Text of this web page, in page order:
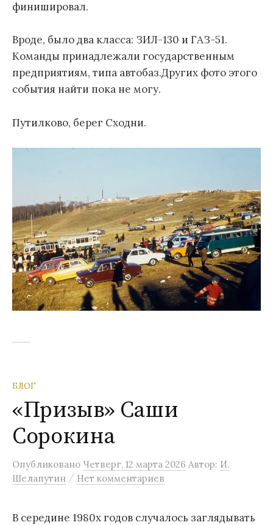
финишировал.
Вроде, было два класса: ЗИЛ-130 и ГАЗ-51.
Команды принадлежали государственным
предприятиям, типа автобаз.Других фото этого
события найти пока не могу.
Путилково, берег Сходни.
БЛОГ
«Призыв» Саши
Сорокина
Опубликовано Четверг, 12 марта 2026 Автор: И.
Шелапутин / Нет комментариев
В середине 1980х годов случалось заглядывать